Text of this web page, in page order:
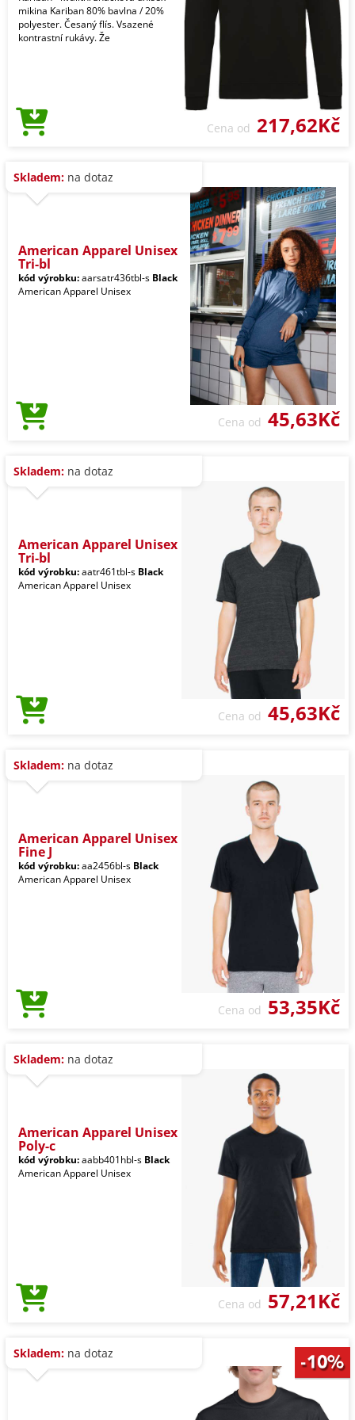
mikina Kariban 80% bavlna / 20%
polyester. Česaný flís. Vsazené
kontrastní rukávy. Že
Cena od 217,62Kč
Skladem: na dotaz
American Apparel Unisex
Tri-bl
kód výrobku:aarsatr436tbl-s Black
American Apparel Unisex
Cena od 45,63Kč
Skladem: na dotaz
American Apparel Unisex
Tri-bl
kód výrobku:aatr461tbl-s Black
American Apparel Unisex
Cena od 45,63Kč
Skladem: na dotaz
American Apparel Unisex
Fine J
kód výrobku:aa2456bl-s Black
American Apparel Unisex
Cena od 53,35Kč
Skladem: na dotaz
American Apparel Unisex
Poly-c
kód výrobku:aabb401hbl-s Black
American Apparel Unisex
Cena od 57,21Kč
Skladem: na dotaz